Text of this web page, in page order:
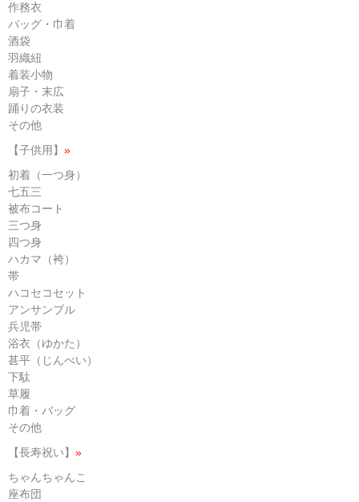
作務衣
バッグ・巾着
酒袋
羽織紐
着装小物
扇子・末広
踊りの衣装
その他
【子供用】 »
初着（一つ身）
七五三
被布コート
三つ身
四つ身
ハカマ（袴）
帯
ハコセコセット
アンサンブル
兵児帯
浴衣（ゆかた）
甚平（じんべい）
下駄
草履
巾着・バッグ
その他
【長寿祝い】 »
ちゃんちゃんこ
座布団